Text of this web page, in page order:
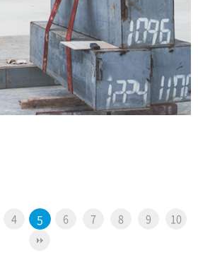
4 5 6 7 8 9 10